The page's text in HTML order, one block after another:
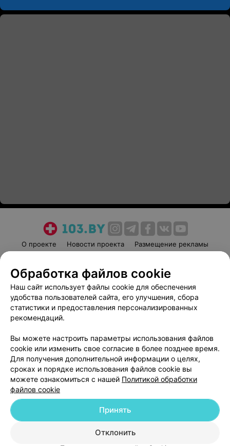
О проекте Новости проекта
Размещение рекламы
Пользовательское соглашение
Способы оплаты
Вакансии
Партнеры
Написать руководителю 103.by
Обработка персональных данных
© 2026 ООО «Артокс Лаб», УНП 191700409
| 220012, Республика Беларусь,
Служба поддержки +375 291212755
Обработка файлов cookie
Наш сайт использует файлы cookie для обеспечения
удобства пользователей сайта, его улучшения, сбора
статистики и предоставления персонализированных
рекомендаций.
Вы можете настроить параметры использования файлов
cookie или изменить свое согласие в более позднее время.
Для получения дополнительной информации о целях,
сроках и порядке использования файлов cookie вы
можете ознакомиться с нашей Политикой обработки
файлов cookie
Отклонить
Принять